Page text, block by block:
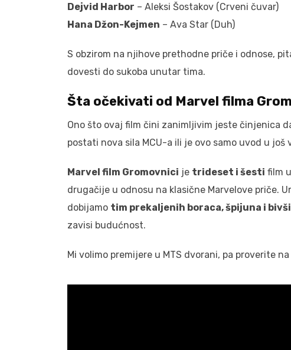
Dejvid Harbor – Aleksi Šostakov (Crveni čuvar)
Hana Džon-Kejmen – Ava Star (Duh)
S obzirom na njihove prethodne priče i odnose,
dovesti do sukoba unutar tima.
Šta očekivati od Marvel filma
Ono što ovaj film čini zanimljivim jeste činjenica
postati nova sila MCU-a ili je ovo samo uvod u još
Marvel film Gromovnici je trideset i šesti film
drugačije u odnosu na klasične Marvelove priče.
dobijamo tim prekaljenih boraca, špijuna i
zavisi budućnost.
Mi volimo premijere u MTS dvorani, pa proverite na